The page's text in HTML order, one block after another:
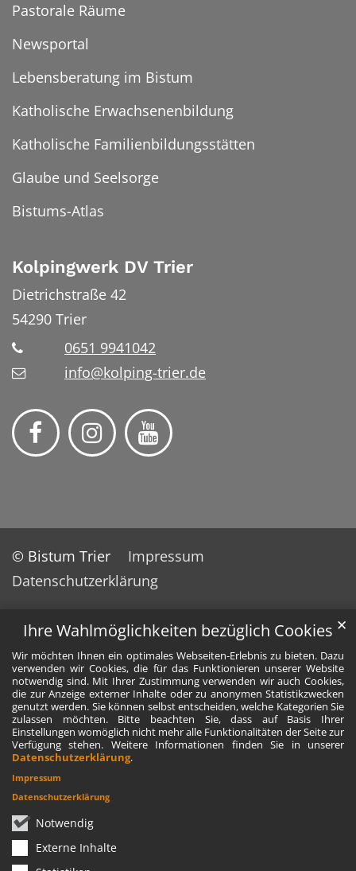
Ihre Wahlmöglichkeiten bezüglich Cookies
Wir möchten Ihnen ein optimales Webseiten-Erlebnis zu bieten. Dazu
verwenden wir Cookies, die für das Funktionieren unserer Website
notwendig sind. Mit Ihrer Zustimmung verwenden wir auch Cookies,
die zur Anzeige externer Inhalte oder zu anonymen Statistikzwecken
genutzt werden. Sie können selbst entscheiden, welche Kategorien Sie
zulassen möchten. Bitte beachten Sie, dass auf Basis Ihrer
Einstellungen womöglich nicht mehr alle Funktionalitäten der Seite zur
Verfügung stehen. Weitere Informationen finden Sie in unserer
Datenschutzerklärung.
Notwendig
Externe Inhalte
✕
Impressum
Datenschutzerklärung
Pastorale Räume
Newsportal
Lebensberatung im Bistum
Katholische Erwachsenenbildung
Katholische Familienbildungsstätten
Glaube und Seelsorge
Bistums-Atlas
Kolpingwerk DV Trier
Dietrichstraße 42
54290 Trier
0651 9941042
info@kolping-trier.de
© Bistum Trier
Impressum
Datenschutzerklärung